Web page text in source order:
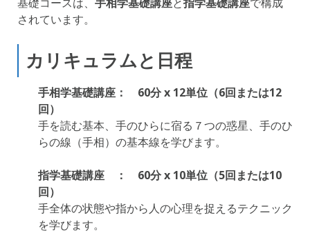
されています。
カリキュラムと日程
手相学基礎講座： 60分 x 12単位（6回または12
回）
手を読む基本、手のひらに宿る７つの惑星、手のひ
らの線（手相）の基本線を学びます。
指学基礎講座 ： 60分 x 10単位（5回または10
回）
手全体の状態や指から人の心理を捉えるテクニック
を学びます。